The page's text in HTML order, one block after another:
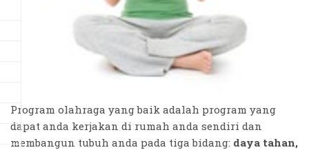
Program olahraga yang baik adalah program yang
dapat anda kerjakan di rumah anda sendiri dan
membangun tubuh anda pada tiga bidang: daya tahan,